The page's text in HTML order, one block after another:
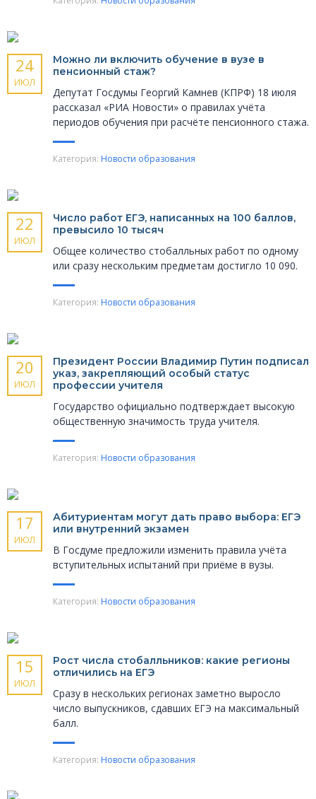
24
ИЮЛ
Можно ли включить обучение в вузе в
пенсионный стаж?
Депутат Госдумы Георгий Камнев (КПРФ) 18 июля
рассказал «РИА Новости» о правилах учёта
периодов обучения при расчёте пенсионного стажа.
Категория: Новости образования
22
ИЮЛ
Число работ ЕГЭ, написанных на 100 баллов,
превысило 10 тысяч
Общее количество стобалльных работ по одному
или сразу нескольким предметам достигло 10 090.
Категория: Новости образования
20
ИЮЛ
Президент России Владимир Путин подписал
указ, закрепляющий особый статус
профессии учителя
Государство официально подтверждает высокую
общественную значимость труда учителя.
Категория: Новости образования
17
ИЮЛ
Абитуриентам могут дать право выбора: ЕГЭ
или внутренний экзамен
В Госдуме предложили изменить правила учёта
вступительных испытаний при приёме в вузы.
Категория: Новости образования
15
ИЮЛ
Рост числа стобалльников: какие регионы
отличились на ЕГЭ
Сразу в нескольких регионах заметно выросло
число выпускников, сдавших ЕГЭ на максимальный
балл.
Категория: Новости образования